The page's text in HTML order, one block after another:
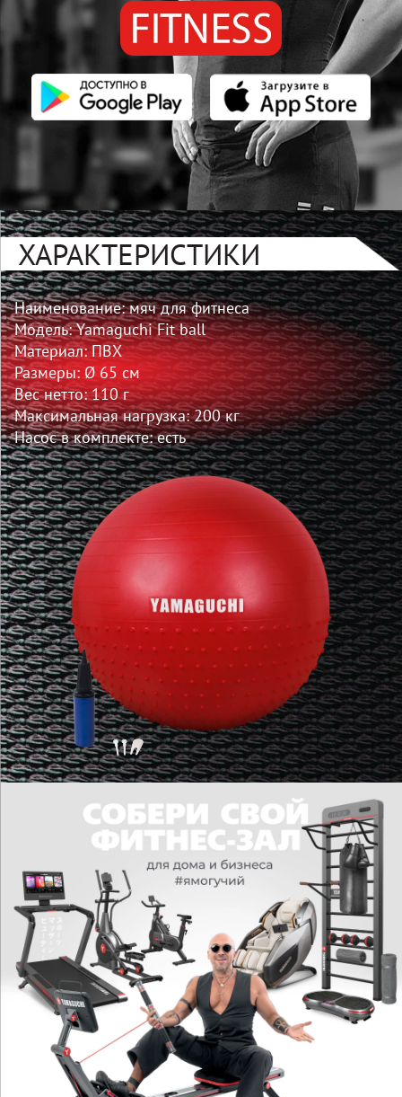
ХАРАКТЕРИСТИКИ
Наименование: мяч для фитнеса
Модель: Yamaguchi Fit ball
Материал: ПВХ
Размеры: Ø 65 см
Вес нетто: 110 г
Максимальная нагрузка: 200 кг
Насос в комплекте: есть